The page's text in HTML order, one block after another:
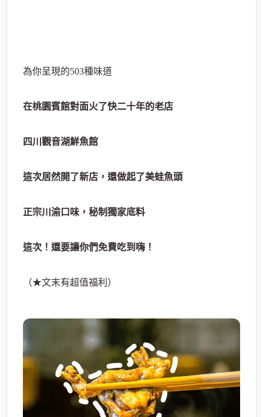
為你呈現的503種味道
在桃園賓館對面火了快二十年的老店
四川觀音湖鮮魚館
這次居然開了新店，還做起了美蛙魚頭
正宗川渝口味，秘制獨家底料
這次！還要讓你們免費吃到嗨！
（★文末有超值福利）